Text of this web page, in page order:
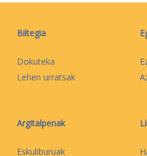
Biltegia
Dokuteka
Lehen urratsak
Argitalpenak
Eskuliburuak